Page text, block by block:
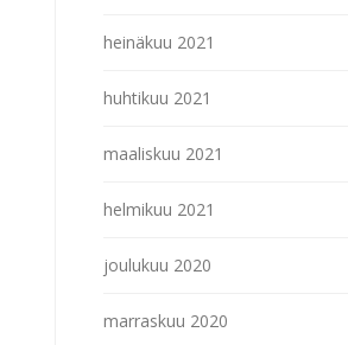
heinäkuu 2021
huhtikuu 2021
maaliskuu 2021
helmikuu 2021
joulukuu 2020
marraskuu 2020